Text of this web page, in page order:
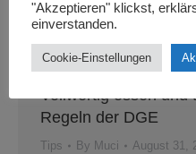
Vollwertig essen und
Regeln der DGE
Tips By Muci August 31,
"Akzeptieren" klickst,
einverstanden.
Cookie-Einstellungen